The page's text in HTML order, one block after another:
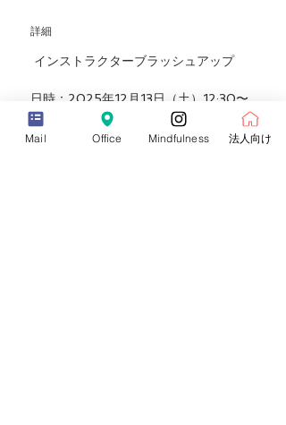
詳細
インストラクターブラッシュアップ
日時：2025年12月13日（土）12:30〜
14:30
講師：加藤安子
Mail Office Mindfulness 法人向け